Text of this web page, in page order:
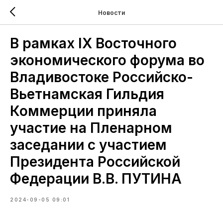
Новости
В рамках IX Восточного
экономического форума во
Владивостоке Российско-
Вьетнамская Гильдия
Коммерции приняла
участие на Пленарном
заседании с участием
Президента Российской
Федерации В.В. ПУТИНА
2024-09-05 09:01